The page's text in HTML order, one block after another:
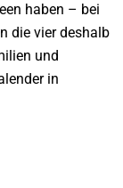
haben – bei
die vier deshalb
und
in